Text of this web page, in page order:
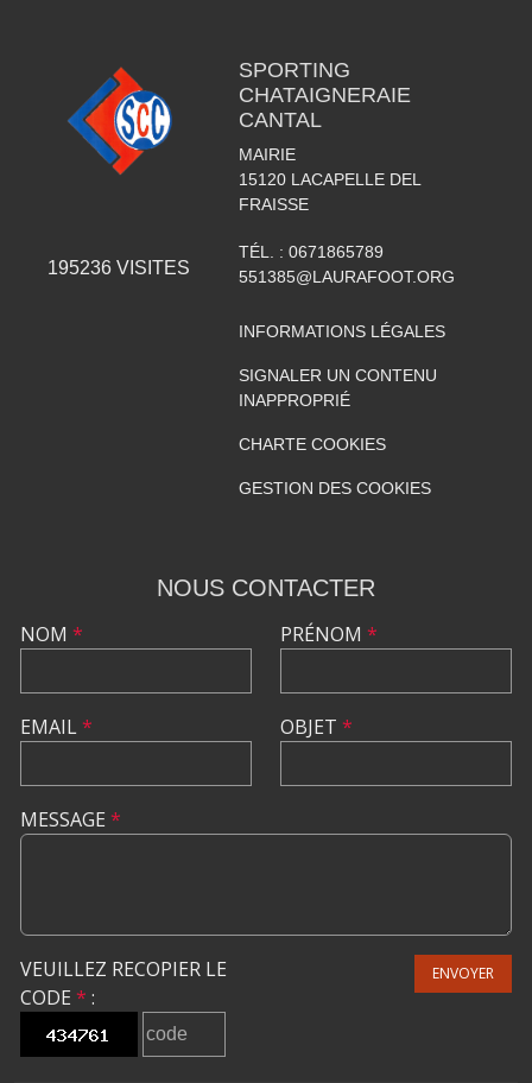
195236 VISITES
SPORTING
CHATAIGNERAIE
CANTAL
MAIRIE
15120 LACAPELLE DEL
FRAISSE
TÉL. : 0671865789
551385@LAURAFOOT.ORG
INFORMATIONS LÉGALES
SIGNALER UN CONTENU
INAPPROPRIÉ
CHARTE COOKIES
GESTION DES COOKIES
NOUS CONTACTER
NOM *
EMAIL*
PRÉNOM *
OBJET *
MESSAGE *
VEUILLEZ RECOPIER LE
CODE * :
ENVOYER